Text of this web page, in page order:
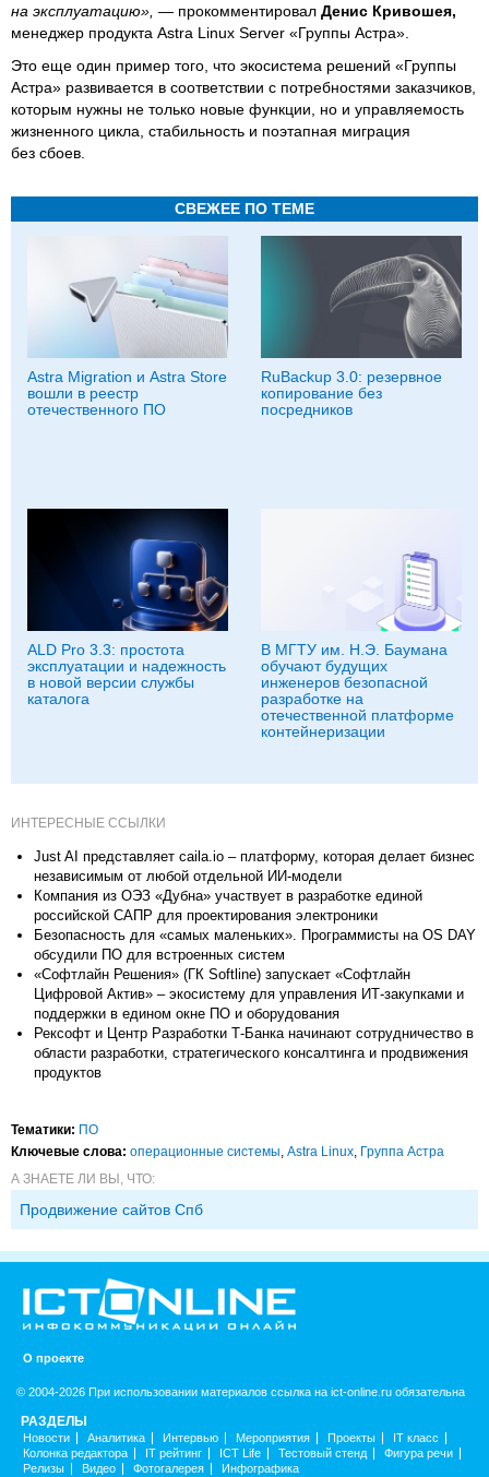
на эксплуатацию», — прокомментировал Денис Кривошея,
менеджер продукта Astra Linux Server «Группы Астра».
Это еще один пример того, что экосистема решений «Группы
Астра» развивается в соответствии с потребностями заказчиков,
которым нужны не только новые функции, но и управляемость
жизненного цикла, стабильность и поэтапная миграция
без сбоев.
СВЕЖЕЕ ПО ТЕМЕ
Astra Migration и Astra Store
вошли в реестр
отечественного ПО
RuBackup 3.0: резервное
копирование без
посредников
ALD Pro 3.3: простота
эксплуатации и надежность
в новой версии службы
каталога
В МГТУ им. Н.Э. Баумана
обучают будущих
инженеров безопасной
разработке на
отечественной платформе
контейнеризации
ИНТЕРЕСНЫЕ ССЫЛКИ
Just AI представляет caila.io – платформу, которая делает бизнес
независимым от любой отдельной ИИ-модели
Компания из ОЭЗ «Дубна» участвует в разработке единой
российской САПР для проектирования электроники
Безопасность для «самых маленьких». Программисты на OS DAY
обсудили ПО для встроенных систем
«Софтлайн Решения» (ГК Softline) запускает «Софтлайн
Цифровой Актив» – экосистему для управления ИТ-закупками и
поддержки в едином окне ПО и оборудования
Рексофт и Центр Разработки Т-Банка начинают сотрудничество в
области разработки, стратегического консалтинга и продвижения
продуктов
Тематики: ПО
Ключевые слова: операционные системы, Astra Linux, Группа Астра
А ЗНАЕТЕ ЛИ ВЫ, ЧТО:
Продвижение сайтов Спб
О проекте
© 2004-2026 При использовании материалов ссылка на ict-online.ru обязательна
РАЗДЕЛЫ
Новости Аналитика Интервью Мероприятия Проекты
IT класс
Колонка редактора
IT рейтинг ICT Life Тестовый стенд
Фигура речи
Релизы
Видео Фотогалерея Инфографика